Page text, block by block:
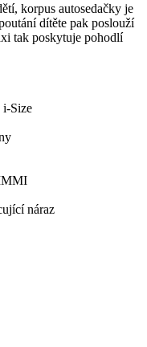
korpus autosedačky je
dítěte pak poslouží
tak poskytuje pohodlí
i-Size
náraz